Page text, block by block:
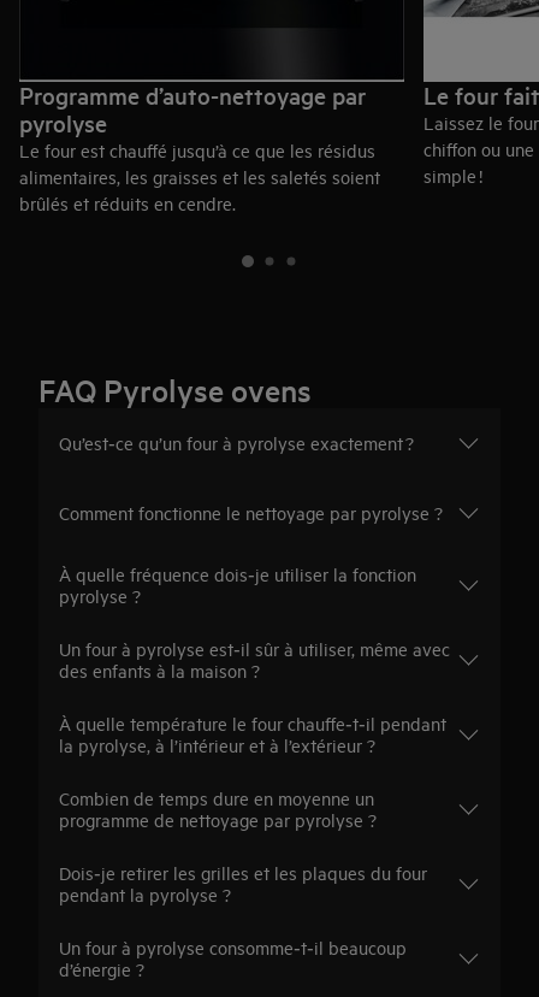
Programme d’auto-nettoyage par
pyrolyse
Le four est chauffé jusqu’à ce que les résidus
alimentaires, les graisses et les saletés soient
brûlés et réduits en cendre.
Le four
Laissez le
chiffon ou
simple !
FAQ Pyrolyse ovens
Qu’est‑ce qu’un four à pyrolyse exactement ?
Comment fonctionne le nettoyage par pyrolyse ?
À quelle fréquence dois‑je utiliser la fonction
pyrolyse ?
Un four à pyrolyse est‑il sûr à utiliser, même avec
des enfants à la maison ?
À quelle température le four chauffe‑t‑il pendant
la pyrolyse, à l’intérieur et à l’extérieur ?
Combien de temps dure en moyenne un
programme de nettoyage par pyrolyse ?
Dois‑je retirer les grilles et les plaques du four
pendant la pyrolyse ?
Un four à pyrolyse consomme‑t‑il beaucoup
d’énergie ?